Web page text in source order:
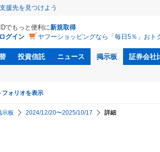
援先を見つけよう
IDでもっと便利に新規取得
ログイン
ヤフーショッピングなら「毎日5％」おト
投資信託 ニュース 掲示板 証券会社
フォリオを表示
示板 2024/12/20〜2025/10/17 詳細